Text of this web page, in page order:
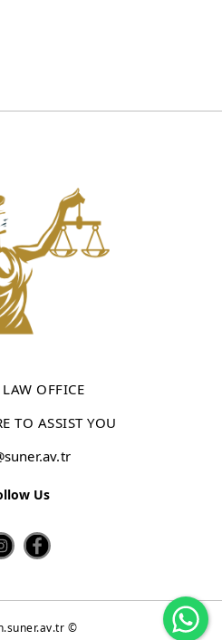
OFFICE
TO ASSIST YOU
Us
©